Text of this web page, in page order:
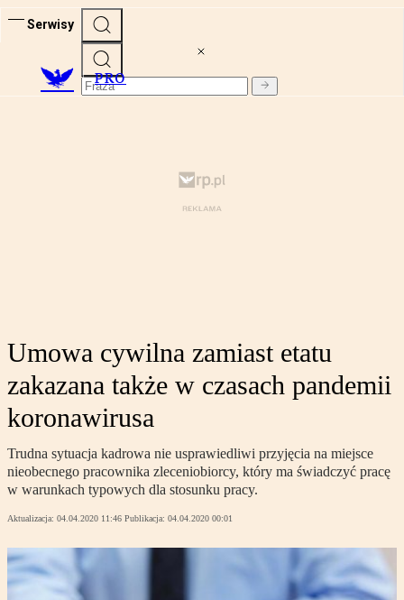
Serwisy
PRO
Umowa cywilna zamiast etatu
zakazana także w czasach pandemii
koronawirusa
Trudna sytuacja kadrowa nie usprawiedliwi przyjęcia na miejsce
nieobecnego pracownika zleceniobiorcy, który ma świadczyć pracę
w warunkach typowych dla stosunku pracy.
Aktualizacja: 04.04.2020 11:46 Publikacja: 04.04.2020 00:01